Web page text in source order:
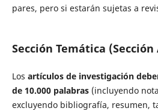
pares, pero si estarán sujetas a
Sección Temática
Los artículos de investigación
de 10.000 palabras(incluyendo
excluyendo bibliografía, resumen,